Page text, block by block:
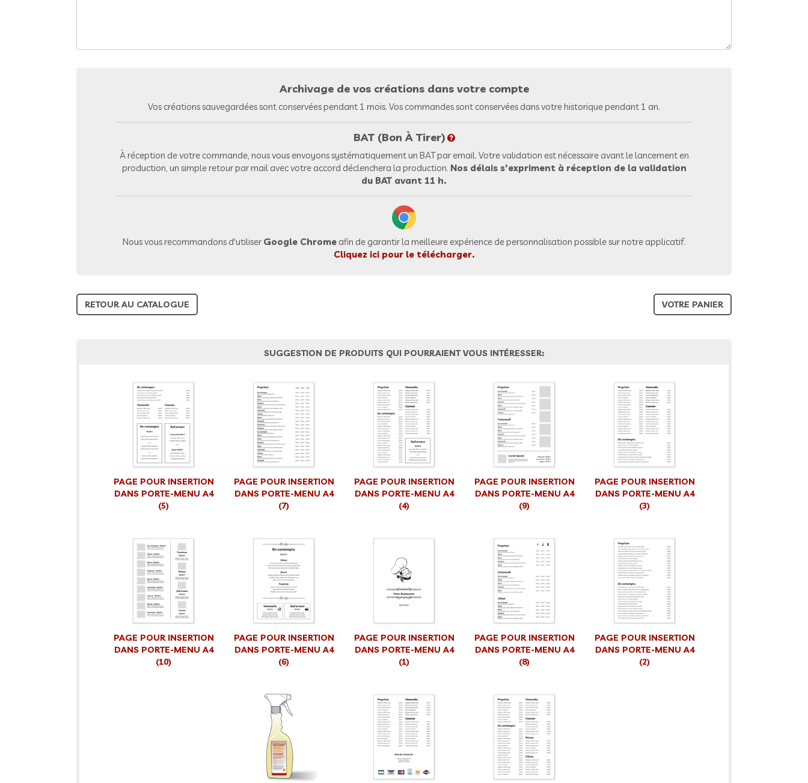
Archivage de vos créations dans votre compte
Vos créations sauvegardées sont conservées pendant 1 mois. Vos commandes sont conservées dans votre historique pendant 1 an.
BAT (Bon À Tirer)
À réception de votre commande, nous vous envoyons systématiquement un BAT par email. Votre validation est nécessaire avant le lancement en
production, un simple retour par mail avec votre accord déclenchera la production. Nos délais s’expriment à réception de la validation
du BAT avant 11 h.
Nous vous recommandons d'utiliserGoogle Chromeafin de garantir la meilleure expérience de personnalisation possible sur notre applicatif.
Cliquez ici pour le télécharger.
RETOUR AU CATALOGUE VOTRE PANIER
SUGGESTION DE PRODUITS QUI POURRAIENT VOUS INTÉRESSER:
PAGE POUR INSERTION
DANS PORTE-MENU A4
(5)
PAGE POUR INSERTION
DANS PORTE-MENU A4
(7)
PAGE POUR INSERTION
DANS PORTE-MENU A4
(4)
PAGE POUR INSERTION
DANS PORTE-MENU A4
(9)
PAGE POUR INSERTION
DANS PORTE-MENU A4
(3)
PAGE POUR INSERTION
DANS PORTE-MENU A4
(10)
PAGE POUR INSERTION
DANS PORTE-MENU A4
(6)
PAGE POUR INSERTION
DANS PORTE-MENU A4
(1)
PAGE POUR INSERTION
DANS PORTE-MENU A4
(8)
PAGE POUR INSERTION
DANS PORTE-MENU A4
(2)